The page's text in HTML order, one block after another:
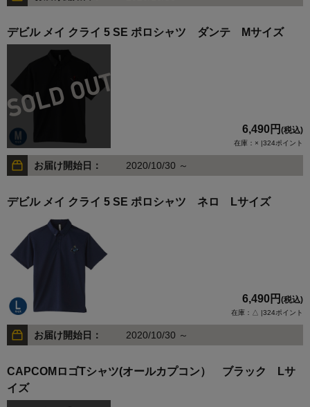
デビル メイ クライ 5 SE ポロシャツ ダンテ Mサイズ
6,490円 (税込)
在庫：× |324ポイント
お届け開始日： 2020/10/30 ～
デビル メイ クライ 5 SE ポロシャツ ネロ Lサイズ
6,490円 (税込)
在庫：△ |324ポイント
お届け開始日： 2020/10/30 ～
CAPCOMロゴTシャツ(オールカプコン） ブラック Lサ
イズ